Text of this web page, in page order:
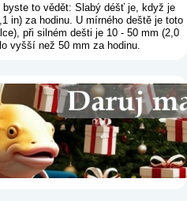
to vědět: Slabý déšť je, když je
in) za hodinu. U mírného deště je toto
při silném dešti je 10 - 50 mm (2,0
vyšší než 50 mm za hodinu.